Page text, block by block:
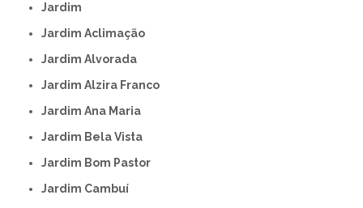
Jardim
Jardim Aclimação
Jardim Alvorada
Jardim Alzira Franco
Jardim Ana Maria
Jardim Bela Vista
Jardim Bom Pastor
Jardim Cambuí